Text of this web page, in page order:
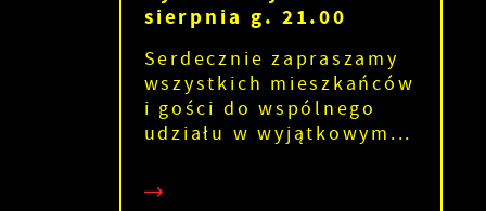
sierpnia g. 21.00
Serdecznie zapraszamy
wszystkich mieszkańców
i gości do wspólnego
udziału w wyjątkowym...